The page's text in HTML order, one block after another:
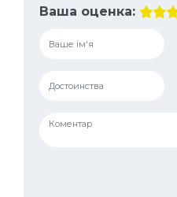
Ваша оценка: